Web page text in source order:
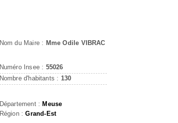
Nom du Maire : Mme Odile VIBRAC
Numéro Insee : 55026
Nombre d'habitants : 130
Département : Meuse
Région :Grand-Est